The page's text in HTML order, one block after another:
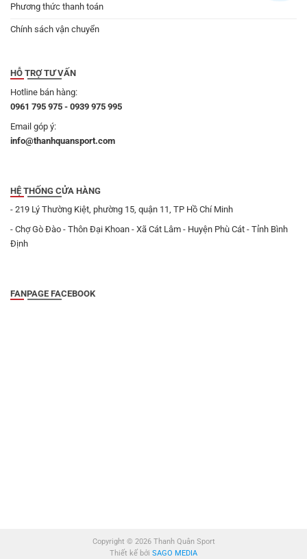
Phương thức thanh toán
Chính sách vận chuyển
HỖ TRỢ TƯ VẤN
Hotline bán hàng:
0961 795 975 - 0939 975 995
Email góp ý:
info@thanhquansport.com
HỆ THỐNG CỬA HÀNG
- 219 Lý Thường Kiệt, phường 15, quận 11, TP Hồ Chí Minh
- Chợ Gò Đào - Thôn Đại Khoan - Xã Cát Lâm - Huyện Phù Cát - Tỉnh Bình
Định
FANPAGE FACEBOOK
Copyright © 2026 Thanh Quân Sport
Thiết kế bởi SAGO MEDIA